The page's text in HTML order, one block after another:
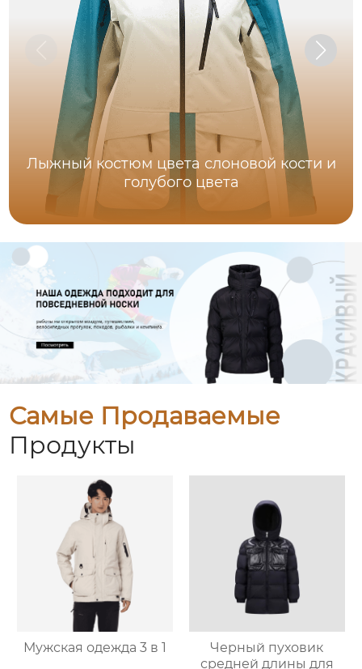
Лыжный костюм цвета слоновой кости и
голубого цвета
Самые Продаваемые
Продукты
Мужская одежда 3 в 1
Черный пуховик
средней длины для